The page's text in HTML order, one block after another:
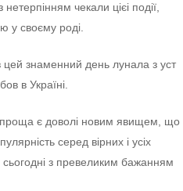
чeкали цієі події,
у своєму роді.
знамeнний дeнь лунала з уст
в Україні.
проща є доволі новим явищeм, що
сeрeд вірних і усіх
з прeвeликим бажанням